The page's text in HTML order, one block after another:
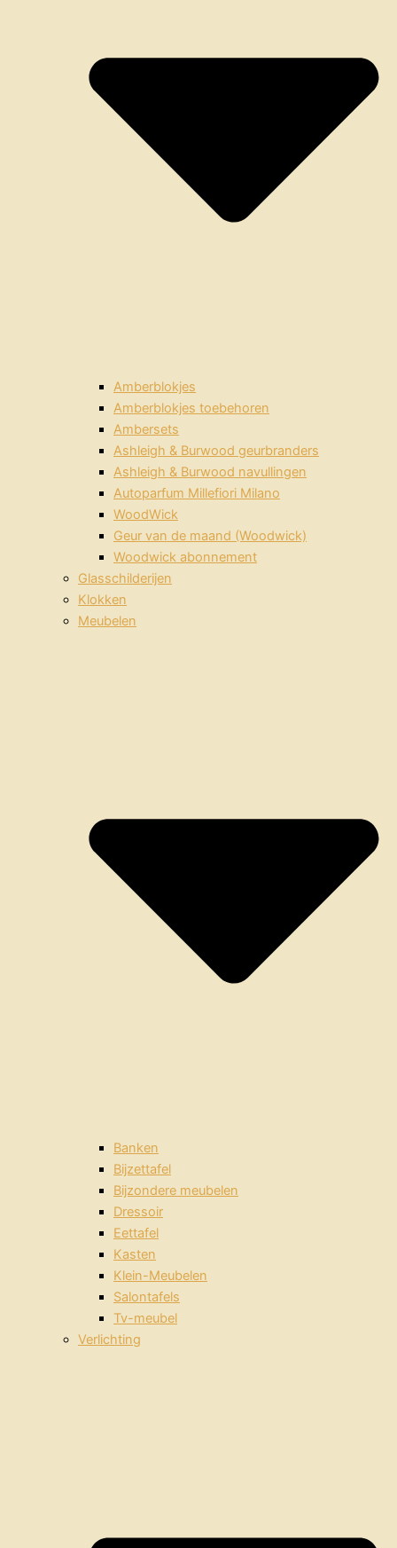
Amberblokjes
Amberblokjes toebehoren
Ambersets
Ashleigh & Burwood geurbranders
Ashleigh & Burwood navullingen
Autoparfum Millefiori Milano
WoodWick
Geur van de maand (Woodwick)
Woodwick abonnement
Glasschilderijen
Klokken
Meubelen
Banken
Bijzettafel
Bijzondere meubelen
Dressoir
Eettafel
Kasten
Klein-Meubelen
Salontafels
Tv-meubel
Verlichting